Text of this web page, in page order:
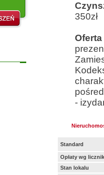
350zł
-
Standard
Opłaty wg
Stan lokalu